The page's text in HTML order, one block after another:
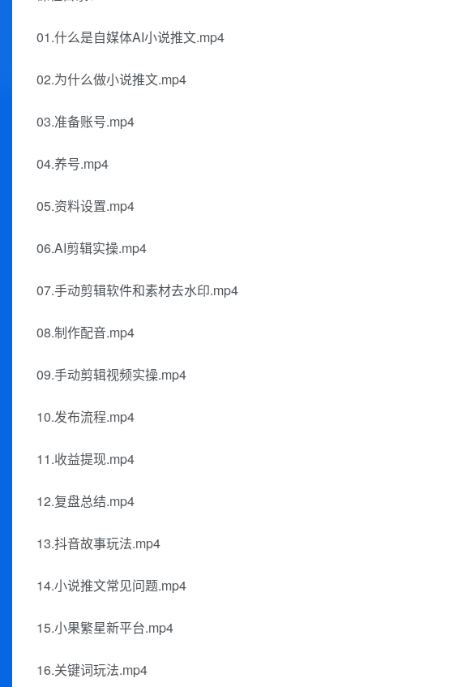
01.什么是自媒体AI小说推文.mp4
02.为什么做小说推文.mp4
03.准备账号.mp4
04.养号.mp4
05.资料设置.mp4
06.AI剪辑实操.mp4
07.手动剪辑软件和素材去水印.mp4
08.制作配音.mp4
09.手动剪辑视频实操.mp4
10.发布流程.mp4
11.收益提现.mp4
12.复盘总结.mp4
13.抖音故事玩法.mp4
14.小说推文常见问题.mp4
15.小果繁星新平台.mp4
16.关键词玩法.mp4